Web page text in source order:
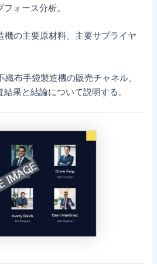
ォース分析。
機の主要原材料、主要サプライヤ
布手袋製造機の販売チャネル、
果と結論について説明する。